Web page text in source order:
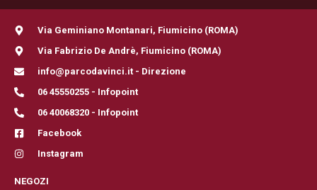
Via Geminiano Montanari, Fiumicino (ROMA)
Via Fabrizio De Andrè, Fiumicino (ROMA)
info@parcodavinci.it - Direzione
06 45550255 - Infopoint
06 40068320 - Infopoint
Facebook
Instagram
NEGOZI